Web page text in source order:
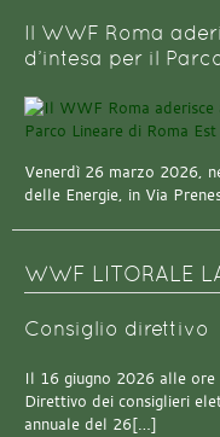
Il WWF Roma
d’intesa per il
Venerdì 26 marzo 2026,
delle Energie, in Via
WWF LITORALE
Consiglio direttivo
Il 16 giugno 2026 alle ore
Direttivo dei consiglieri
annuale del 26[…]